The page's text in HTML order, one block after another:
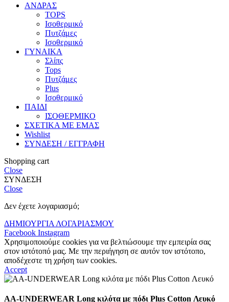
ΑΝΔΡΑΣ
TOPS
Ισοθερμικό
Πυτζάμες
Ισοθερμικό
ΓΥΝΑΙΚΑ
Σλίπς
Tops
Πυτζάμες
Plus
Ισοθερμικό
ΠΑΙΔΙ
ΙΣΟΘΕΡΜΙΚΟ
ΣΧΕΤΙΚΑ ΜΕ ΕΜΑΣ
Wishlist
ΣΥΝΔΕΣΗ / ΕΓΓΡΑΦΗ
Shopping cart
Close
ΣΥΝΔΕΣΗ
Close
Δεν έχετε λογαριασμό;
ΔΗΜΙΟΥΡΓΙΑ ΛΟΓΑΡΙΑΣΜΟΥ
Facebook Instagram
Χρησιμοποιούμε cookies για να βελτιώσουμε την εμπειρία σας
στον ιστότοπό μας. Με την περιήγηση σε αυτόν τον ιστότοπο,
αποδέχεστε τη χρήση των cookies.
Accept
AA-UNDERWEAR Long κιλότα με πόδι Plus Cotton Λευκό